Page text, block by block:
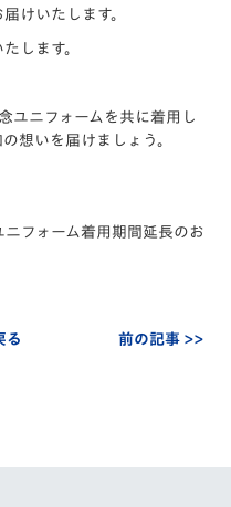
届けいたします。
します。
ユニフォームを共に着用し
想いを届けましょう。
ニフォーム着用期間延長のお
る 前の記事 >>